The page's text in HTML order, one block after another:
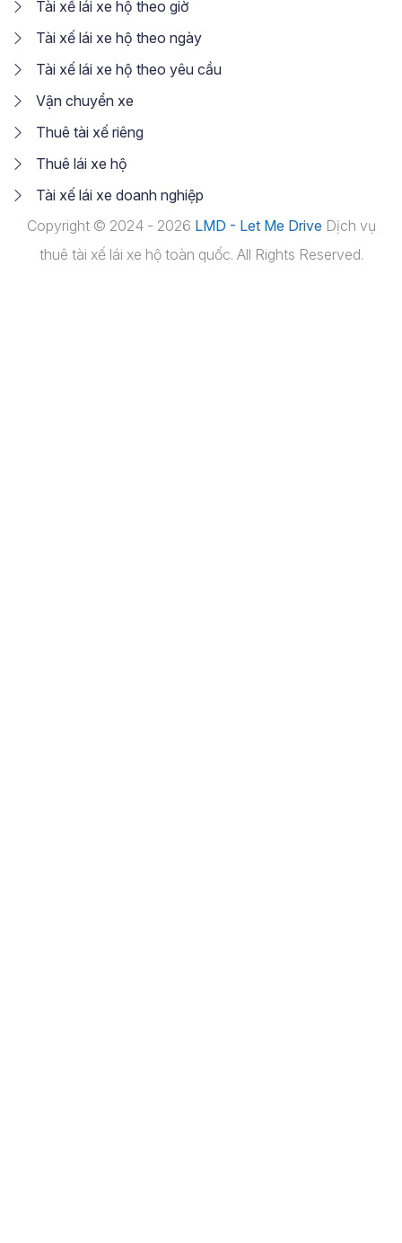
Tài xế lái xe hộ theo giờ
Tài xế lái xe hộ theo ngày
Tài xế lái xe hộ theo yêu cầu
Vận chuyển xe
Thuê tài xế riêng
Thuê lái xe hộ
Tài xế lái xe doanh nghiệp
Copyright © 2024 - 2026 LMD - Let Me Drive Dịch vụ
thuê tài xế lái xe hộ toàn quốc. All Rights Reserved.